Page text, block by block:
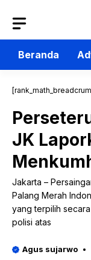
isi
Beranda
JK
Jakarta –
Palang Merah
yang terpilih
polisi atas
Agus sujarwo